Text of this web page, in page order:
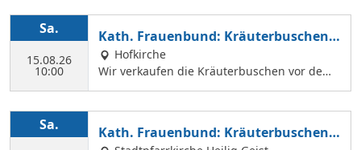
der Hl. Geist Kirche Kräuterbuschen verkauf
en können.
Sa.
15.08.26
10:00
Kath. Frauenbund: Kräuterbuschen V
erkauf
Hofkirche
Wir verkaufen die Kräuterbuschen vor dem
Festgottesdienst in der Hofkirche.
Sa.
Kath. Frauenbund: Kräuterbuschen V